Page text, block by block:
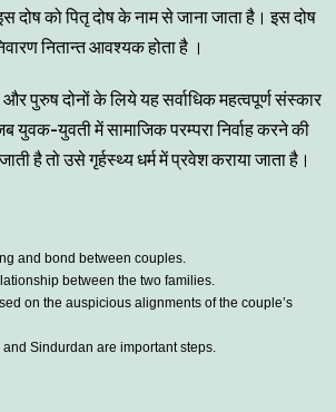
दोष को पितृ दोष के नाम से जाना जाता है। इस दोष
नितान्त आवश्यक होता है ।
पुरुष दोनों के लिये यह सर्वाधिक महत्वपूर्ण संस्कार
युवक-युवती में सामाजिक परम्परा निर्वाह करने की
है तो उसे गृर्हस्थ्य धर्म में प्रवेश कराया जाता है।
and bond between couples.
between the two families.
on the auspicious alignments of the couple’s
Sindurdan are important steps.